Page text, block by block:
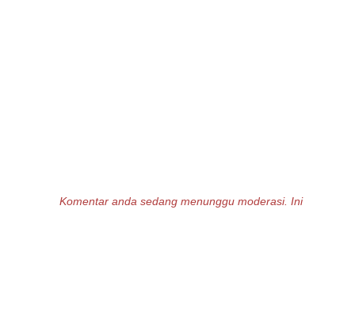
Komentar anda sedang menunggu moderasi. Ini